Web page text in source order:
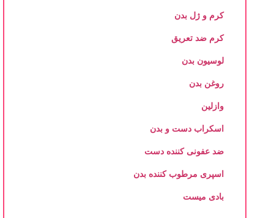
کرم و ژل بدن
کرم ضد تعریق
لوسیون بدن
روغن بدن
وازلین
اسکراب دست و بدن
ضد عفونی کننده دست
اسپری مرطوب کننده بدن
بادی میست